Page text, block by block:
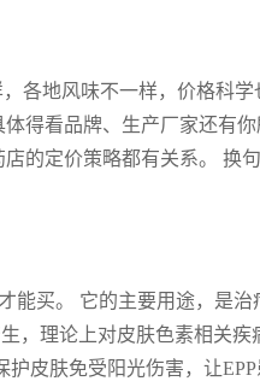
各地风味不一样，价格科学
得看品牌、生产厂家还有你
的定价策略都有关系。 换
能买。 它的主要用途，是治
，理论上对皮肤色素相关疾
皮肤免受阳光伤害，让EPP